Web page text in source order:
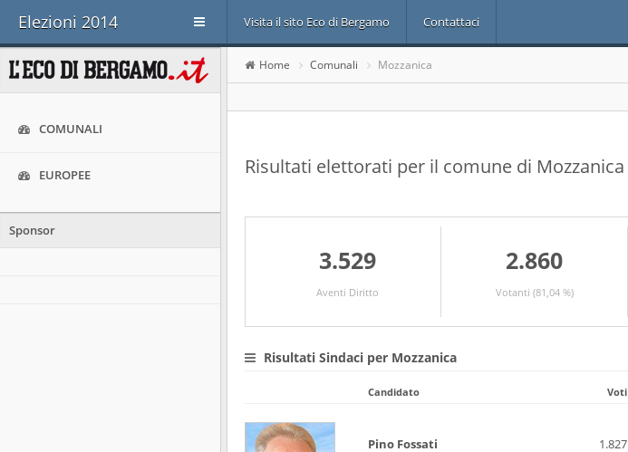
Elezioni 2014 Visita il sito Eco di Bergamo Contattaci
COMUNALI
EUROPEE
Sponsor
Home Comunali Mozzanica
Risultati elettorati per il comune di Mozzanica
3.529
Aventi Diritto
2.860
Votanti (81,04 %)
Risultati Sindaci per Mozzanica
Candidato Voti
Pino Fossati 1.827